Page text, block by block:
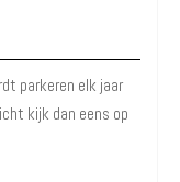
parkeren elk jaar
kijk dan eens op